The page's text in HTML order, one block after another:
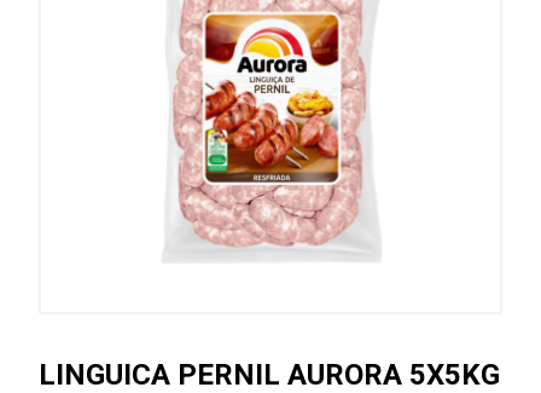
LINGUICA PERNIL AURORA 5X5KG